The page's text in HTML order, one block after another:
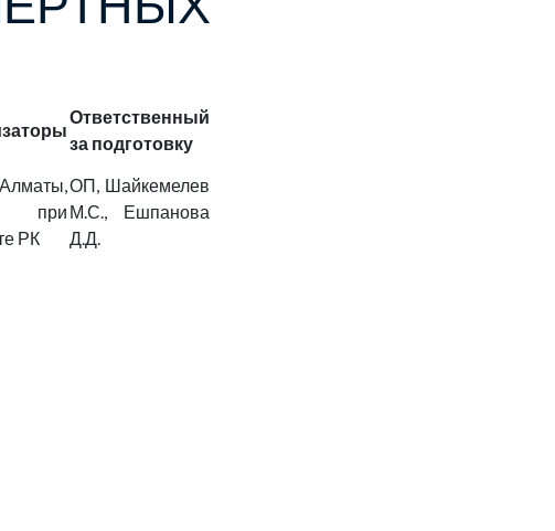
Ответственный
за подготовку
при
РК
ОП, Шайкемелев
М.С., Ешпанова
Д.Д.